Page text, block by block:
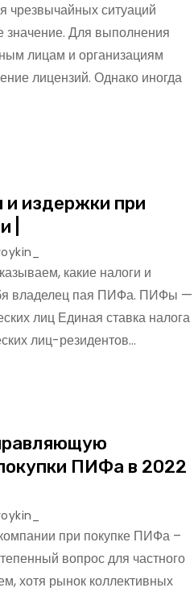
чрезвычайных ситуаций
значение. Для выполнения
лицам и организациям
лицензий. Однако иногда
издержки при
|
какие налоги и
владелец пая ПИФа. ПИФы —
лиц Единая ставка налога
лиц-резидентов…
ПИФа в 2022
при покупке ПИФа –
вопрос для частного
хотя рынок коллективных